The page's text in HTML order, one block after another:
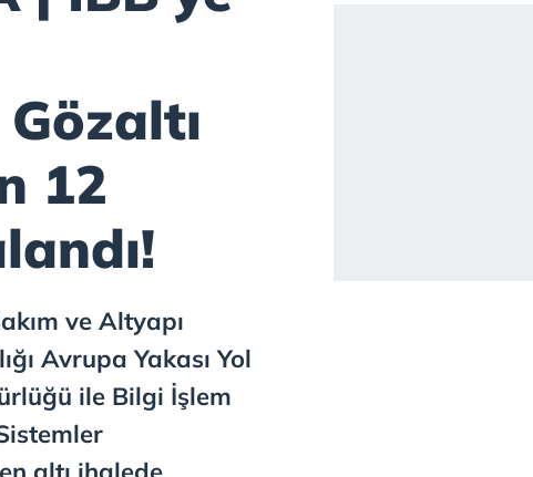
12
ve Altyapı
Avrupa Yakası Yol
ile Bilgi İşlem